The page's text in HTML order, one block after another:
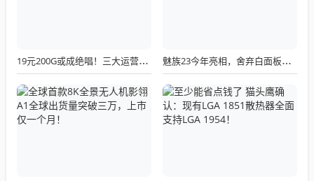
19元200G或成绝唱！三大运营商关停所有第三方渠道：被指变相涨价 魅族23今年亮相，舍弃白面板设计，白面板手机成绝版传统